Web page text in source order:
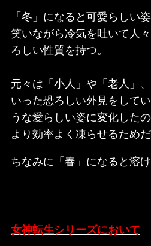
「冬」になると可愛らしい
笑いながら冷気を吐いて人
ろしい性質を持つ。
元々は「小人」や「老人」
いった恐ろしい外見をして
うな愛らしい姿に変化した
より効率よく凍らせるため
ちなみに「春」になると溶
女神転生シリーズにおいて